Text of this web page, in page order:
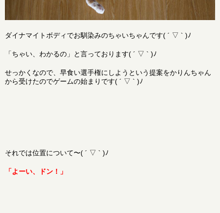
ダイナマイトボディでお馴染みのちゃいちゃんです( ´ ▽ ` )ﾉ
「ちゃい、わかるの」と言っております( ´ ▽ ` )ﾉ
せっかくなので、早食い選手権にしようという提案をかりんちゃん
から受けたのでゲームの始まりです( ´ ▽ ` )ﾉ
それでは位置について〜( ´ ▽ ` )ﾉ
「よーい、ドン！」